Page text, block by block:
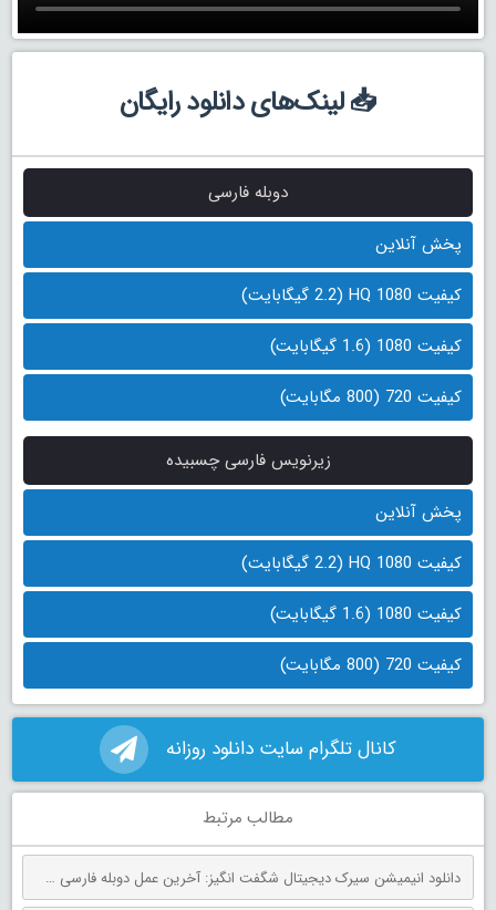
📥 لینک‌های دانلود رایگان
دوبله فارسی
پخش آنلاین
کیفیت 1080 HQ (2.2 گیگابایت)
کیفیت 1080 (1.6 گیگابایت)
کیفیت 720 (800 مگابایت)
زیرنویس فارسی چسبیده
پخش آنلاین
کیفیت 1080 HQ (2.2 گیگابایت)
کیفیت 1080 (1.6 گیگابایت)
کیفیت 720 (800 مگابایت)
کانال تلگرام سایت دانلود روزانه
مطالب مرتبط
دانلود انیمیشن سیرک دیجیتال شگفت انگیز: آخرین عمل دوبله فارسی The Amazing Digital Circus: The Last Act 2026